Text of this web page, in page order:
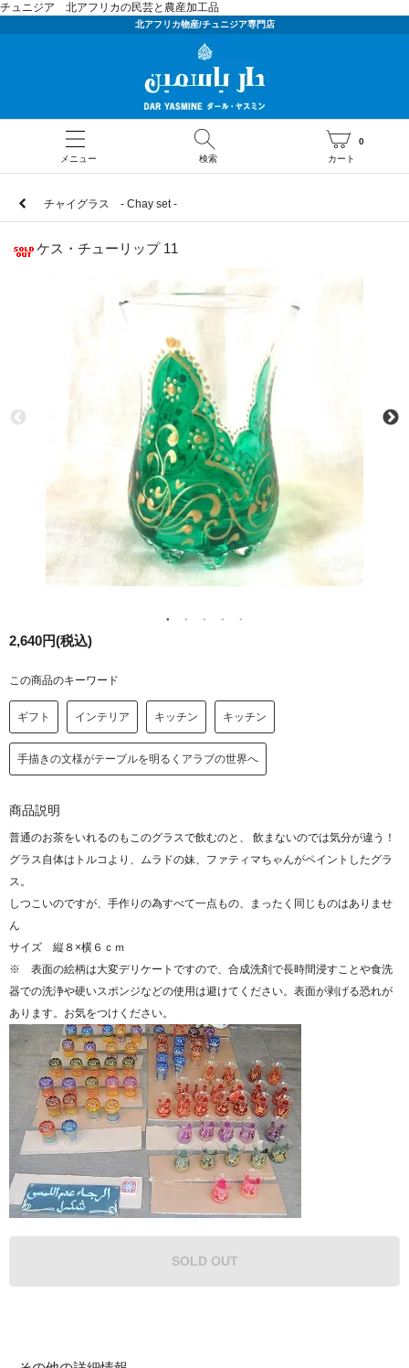
チュニジア 北アフリカの民芸と農産加工品
北アフリカ物産/チュニジア専門店
メニュー 検索 カート
0
チャイグラス - Chay set -
ケス・チューリップ 11
2,640円(税込)
この商品のキーワード
ギフト インテリア キッチン キッチン
手描きの文様がテーブルを明るくアラブの世界へ
商品説明
普通のお茶をいれるのもこのグラスで飲むのと、 飲まないのでは気分が違う！
グラス自体はトルコより、ムラドの妹、ファティマちゃんがペイントしたグラ
ス。
しつこいのですが、手作りの為すべて一点もの、まったく同じものはありませ
ん
サイズ 縦８×横６ｃｍ
※ 表面の絵柄は大変デリケートですので、合成洗剤で長時間浸すことや食洗
器での洗浄や硬いスポンジなどの使用は避けてください。表面が剥げる恐れが
あります。お気をつけください。
SOLD OUT